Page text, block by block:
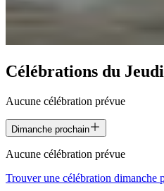
Célébrations du
Aucune célébration prévue
Dimanche prochain
Aucune célébration prévue
Trouver une célébration dimanche